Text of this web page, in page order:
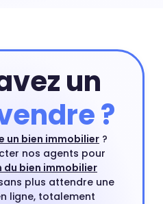
un
?
un bien immobilier ?
nos agents pour
bien immobilier
plus attendre une
ligne, totalement